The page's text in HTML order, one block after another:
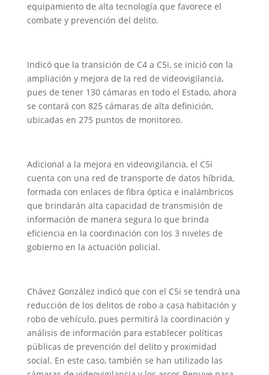
equipamiento de alta tecnología que favorece el
combate y prevención del delito.
Indicó que la transición de C4 a C5i, se inició con la
ampliación y mejora de la red de videovigilancia,
pues de tener 130 cámaras en todo el Estado, ahora
se contará con 825 cámaras de alta definición,
ubicadas en 275 puntos de monitoreo.
Adicional a la mejora en videovigilancia, el C5i
cuenta con una red de transporte de datos híbrida,
formada con enlaces de fibra óptica e inalámbricos
que brindarán alta capacidad de transmisión de
información de manera segura lo que brinda
eficiencia en la coordinación con los 3 niveles de
gobierno en la actuación policial.
Chávez González indicó que con el C5i se tendrá una
reducción de los delitos de robo a casa habitación y
robo de vehículo, pues permitirá la coordinación y
análisis de información para establecer políticas
públicas de prevención del delito y proximidad
social. En este caso, también se han utilizado las